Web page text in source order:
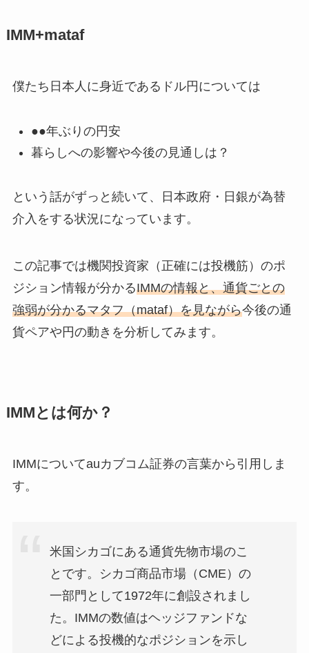
IMM+mataf
僕たち日本人に身近であるドル円については
●●年ぶりの円安
暮らしへの影響や今後の見通しは？
という話がずっと続いて、日本政府・日銀が為替
介入をする状況になっています。
この記事では機関投資家（正確には投機筋）のポ
ジション情報が分かるIMMの情報と、通貨ごとの
強弱が分かるマタフ（mataf）を見ながら今後の通
貨ペアや円の動きを分析してみます。
IMMとは何か？
IMMについてauカブコム証券の言葉から引用しま
す。
米国シカゴにある通貨先物市場のこ
とです。シカゴ商品市場（CME）の
一部門として1972年に創設されまし
た。IMMの数値はヘッジファンドな
どによる投機的なポジションを示し